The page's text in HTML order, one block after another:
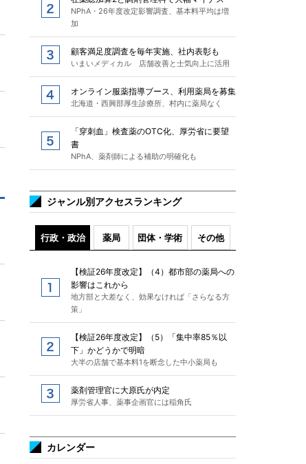
NPhA・26年度改定影響調査、基本料平均は増
加
顧客満足度調査を毎年実施、社内表彰も
いまいメディカル 店舗改善と士気向上に活用
オンライン服薬指導ブース、利用薬局を募集
北海道・西興部厚生診療所、村内に薬局なく
「穿刺血」検査薬のOTC化、厚労省に要望
書
NPhA、薬剤師による補助の明確化も
ジャンル別アクセスランキング
行政・政治 薬局 団体・学術 その他
【検証26年度改定】（4）都市部の薬局への
影響はこれから
地方部と大差なく、効果なければ「さらなる方
策」
【検証26年度改定】（5）「集中率85％以
下」かどうかで明暗
大半の店舗で基本料1を断念した中小薬局も
薬剤管理官に大原氏が内定
厚労省人事、薬事企画官には稲角氏
カレンダー